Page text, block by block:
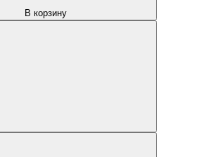
В корзину